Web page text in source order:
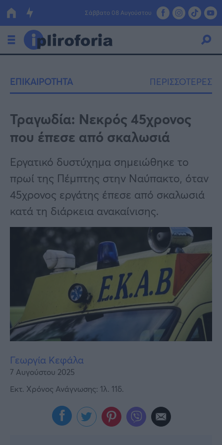
Σάββατο 08 Αυγούστου
Οικονομία
Πολιτική
Τράπεζες
Επιδοτήσεις
ΕΣΠΑ
Κόσμος
Lifestyle
Αθλητικά
Υγεία
Γυναίκα
Καιρός
ΕΠΙΚΑΙΡΟΤΗΤΑ ΠΕΡΙΣΣΟΤΕΡΕΣ
Τραγωδία: Νεκρός 45χρονος
που έπεσε από σκαλωσιά
Εργατικό δυστύχημα σημειώθηκε το
πρωί της Πέμπτης στην Ναύπακτο, όταν
45χρονος εργάτης έπεσε από σκαλωσιά
κατά τη διάρκεια ανακαίνισης.
Γεωργία Κεφάλα
7 Αυγούστου 2025
Εκτ. Χρόνος Ανάγνωσης: 1λ. 11δ.